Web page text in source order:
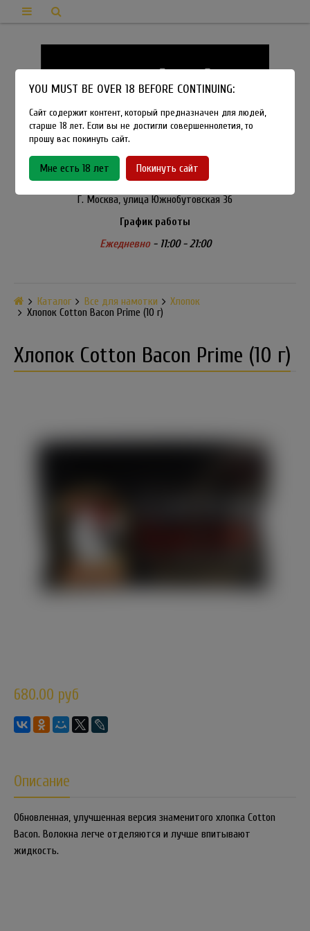
8-915-450-21-92
Розничный магазин Method Vapeshop
Г. Москва, улица Южнобутовская 36
График работы
Ежедневно- 11:00 - 21:00
Каталог Все для намотки
Хлопок
Хлопок Cotton Bacon Prime (10 г)
Хлопок Cotton Bacon Prime (10 г)
680.00 руб
Описание
Обновленная, улучшенная версия знаменитого хлопка Cotton
Bacon. Волокна легче отделяются и лучше впитывают
жидкость.
YOU MUST BE OVER 18 BEFORE CONTINUING:
Сайт содержит контент, который предназначен для людей,
старше 18 лет. Если вы не достигли совершеннолетия, то
прошу вас покинуть сайт.
Мне есть 18 лет Покинуть сайт